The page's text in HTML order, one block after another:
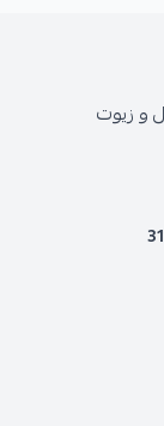
و زيوت